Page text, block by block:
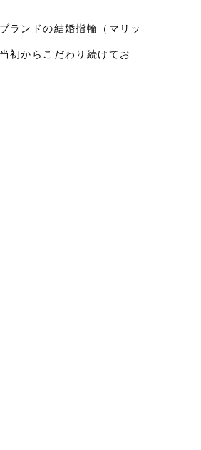
ランドの結婚指輪（マリッ
初からこだわり続けてお